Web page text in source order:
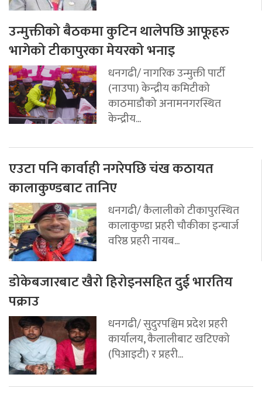
उन्मुक्तीको बैठकमा कुटिन थालेपछि आफूहरु
भागेको टीकापुरका मेयरको भनाइ
धनगढी/ नागरिक उन्मुक्ती पार्टी
(नाउपा) केन्द्रीय कमिटीको
काठमाडौको अनामनगरस्थित
केन्द्रीय...
एउटा पनि कार्वाही नगरेपछि चंख कठायत
कालाकुण्डबाट तानिए
धनगढी/ कैलालीको टीकापुरस्थित
कालाकुण्डा प्रहरी चौकीका इन्चार्ज
वरिष्ठ प्रहरी नायब...
डोकेबजारबाट खैरो हिरोइनसहित दुई भारतिय
पक्राउ
धनगढी/ सुदुरपश्चिम प्रदेश प्रहरी
कार्यालय, कैलालीबाट खटिएको
(पिआइटी) र प्रहरी...